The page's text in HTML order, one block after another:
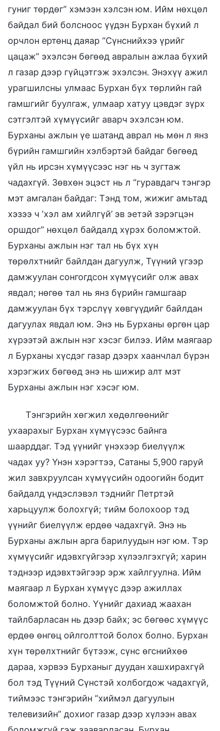
гуниг төрдөг” хэмээн хэлсэн юм. Ийм нөхцөл
байдал бий болсноос үүдэн Бурхан бүхий л
орчлон ертөнц даяар “Сүнснийхээ үрийг
цацаж” эхэлсэн бөгөөд авралын ажлаа бүхий
л газар дээр гүйцэтгэж эхэлсэн. Энэхүү ажил
урагшилсны улмаас Бурхан бүх төрлийн гай
гамшгийг буулгаж, улмаар хатуу цэвдэг зүрх
сэтгэлтэй хүмүүсийг аварч эхэлсэн юм.
Бурханы ажлын үе шатанд аврал нь мөн л янз
бүрийн гамшгийн хэлбэртэй байдаг бөгөөд
үйл нь ирсэн хүмүүсээс нэг нь ч зугтаж
чадахгүй. Зөвхөн эцэст нь л “гуравдагч тэнгэр
мэт амгалан байдаг: Тэнд том, жижиг амьтад
хэзээ ч ‘хэл ам хийлгүй’ эв эетэй зэрэгцэн
оршдог” нөхцөл байдалд хүрэх боломжтой.
Бурханы ажлын нэг тал нь бүх хүн
төрөлхтнийг байлдан дагуулж, Түүний үгээр
дамжуулан сонгогдсон хүмүүсийг олж авах
явдал; нөгөө тал нь янз бүрийн гамшгаар
дамжуулан бүх тэрслүү хөвгүүдийг байлдан
дагуулах явдал юм. Энэ нь Бурханы өргөн цар
хүрээтэй ажлын нэг хэсэг билээ. Ийм маягаар
л Бурханы хүсдэг газар дээрх хаанчлал бүрэн
хэрэгжих бөгөөд энэ нь шижир алт мэт
Бурханы ажлын нэг хэсэг юм.
Тэнгэрийн хөгжил хөдөлгөөнийг
ухаарахыг Бурхан хүмүүсээс байнга
шаарддаг. Тэд үүнийг үнэхээр биелүүлж
чадах уу? Үнэн хэрэгтээ, Сатаны 5,900 гаруй
жил завхруулсан хүмүүсийн одоогийн бодит
байдалд үндэслэвэл тэднийг Петртэй
харьцуулж болохгүй; тийм болохоор тэд
үүнийг биелүүлж ердөө чадахгүй. Энэ нь
Бурханы ажлын арга барилуудын нэг юм. Тэр
хүмүүсийг идэвхгүйгээр хүлээлгэхгүй; харин
тэднээр идэвхтэйгээр эрж хайлгуулна. Ийм
маягаар л Бурхан хүмүүс дээр ажиллах
боломжтой болно. Үүнийг дахиад жаахан
тайлбарласан нь дээр байх; эс бөгөөс хүмүүс
ердөө өнгөц ойлголттой болох болно. Бурхан
хүн төрөлхтнийг бүтээж, сүнс өгснийхөө
дараа, хэрвээ Бурханыг дуудан хашхирахгүй
бол тэд Түүний Сүнстэй холбогдож чадахгүй,
тиймээс тэнгэрийн “хиймэл дагуулын
телевизийн” дохиог газар дээр хүлээн авах